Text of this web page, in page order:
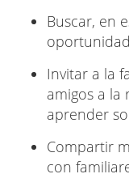
Buscar, en
Invitar a la
amigos a la
aprender
Compartir
con